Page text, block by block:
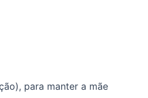
para manter a mãe